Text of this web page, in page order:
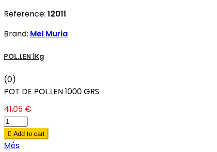
Reference: 12011
Brand: Mel Muria
POL.LEN 1Kg
(0)
POT DE POL.LEN 1000 GRS
41,05 €
 Add to cart
Més